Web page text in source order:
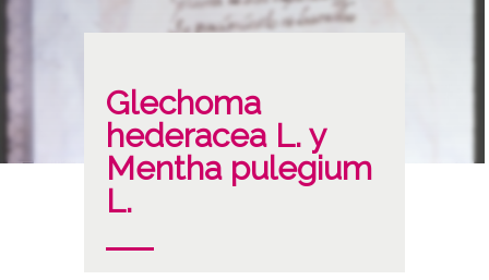
Glechoma
hederacea L. y
Mentha pulegium
L.